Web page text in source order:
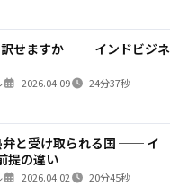
せますか ── インドビジネ
2026.04.09 24分37秒
弁と受け取られる国 ── イ
提の違い
2026.04.02 20分45秒